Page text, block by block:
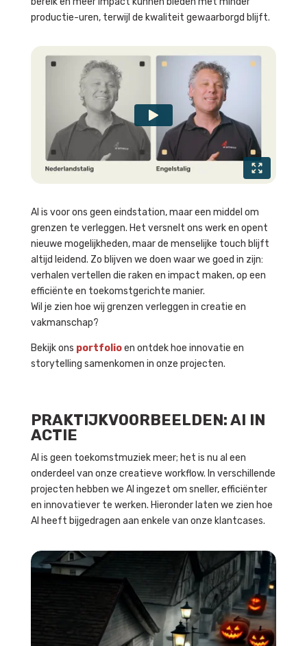
productie-uren, terwijl de kwaliteit gewaarborgd blijft.
AI is voor ons geen eindstation, maar een middel om
grenzen te verleggen. Het versnelt ons werk en opent
nieuwe mogelijkheden, maar de menselijke touch blijft
altijd leidend. Zo blijven we doen waar we goed in zijn:
verhalen vertellen die raken en impact maken, op een
efficiënte en toekomstgerichte manier.
Wil je zien hoe wij grenzen verleggen in creatie en
vakmanschap?
Bekijk ons portfolioen ontdek hoe innovatie en
storytelling samenkomen in onze projecten.
PRAKTIJKVOORBEELDEN: AI IN
ACTIE
AI is geen toekomstmuziek meer; het is nu al een
onderdeel van onze creatieve workflow. In verschillende
projecten hebben we AI ingezet om sneller, efficiënter
en innovatiever te werken. Hieronder laten we zien hoe
AI heeft bijgedragen aan enkele van onze klantcases.